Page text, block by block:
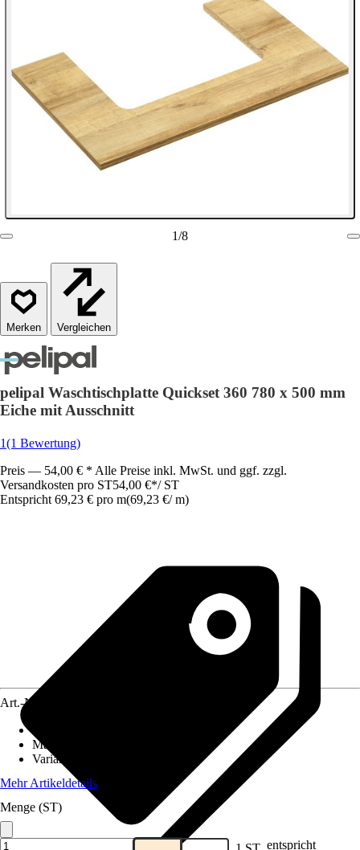
1/8
Vergleichen
pelipal Waschtischplatte Quickset 360 780 x 500 mm
Eiche mit Ausschnitt
1(1 Bewertung)
Preis — 54,00 € * Alle Preise inkl. MwSt. und ggf. zzgl.
Versandkosten pro ST54,00 €*/ ST
Entspricht 69,23 € pro m(69,23 €/ m)
Art.-Nr.
Material
Variante
Mehr Artikeldetails
Menge (ST)
entspricht